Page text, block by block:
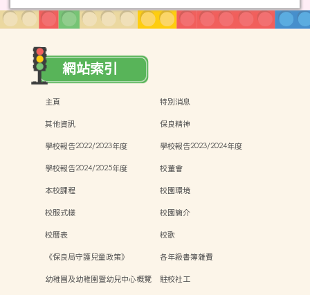
網站索引
主頁
特別消息
其他資訊
保良精神
學校報告2022/2023年度
學校報告2023/2024年度
學校報告2024/2025年度
校董會
本校課程
校園環境
校服式樣
校園簡介
校曆表
校歌
《保良局守護兒童政策》
各年級書簿雜費
幼稚園及幼稚園暨幼兒中心概覽
駐校社工